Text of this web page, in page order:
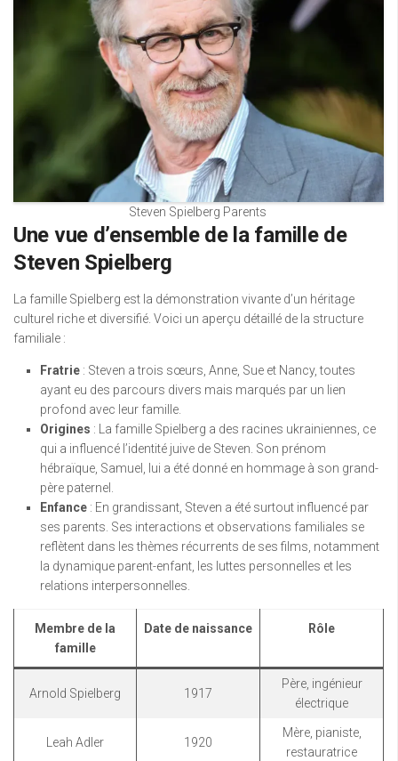
Steven Spielberg Parents
Une vue d’ensemble de la famille de
Steven Spielberg
La famille Spielberg est la démonstration vivante d’un héritage
culturel riche et diversifié. Voici un aperçu détaillé de la structure
familiale :
Fratrie : Steven a trois sœurs, Anne, Sue et Nancy, toutes
ayant eu des parcours divers mais marqués par un lien
profond avec leur famille.
Origines : La famille Spielberg a des racines ukrainiennes, ce
qui a influencé l’identité juive de Steven. Son prénom
hébraïque, Samuel, lui a été donné en hommage à son grand-
père paternel.
Enfance : En grandissant, Steven a été surtout influencé par
ses parents. Ses interactions et observations familiales se
reflètent dans les thèmes récurrents de ses films, notamment
la dynamique parent-enfant, les luttes personnelles et les
relations interpersonnelles.
Membre de la
famille
Date de naissance Rôle
Arnold Spielberg 1917
Père, ingénieur
électrique
Leah Adler 1920
Mère, pianiste,
restauratrice